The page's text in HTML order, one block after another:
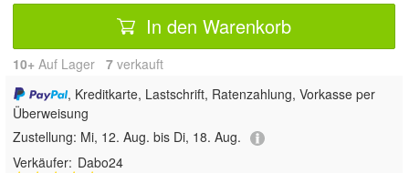
In den Warenkorb
10+ Auf Lager 7 verkauft
, Kreditkarte, Lastschrift, Ratenzahlung, Vorkasse per
Überweisung
Zustellung: Mi, 12. Aug. bis Di, 18. Aug.
Verkäufer: Dabo24